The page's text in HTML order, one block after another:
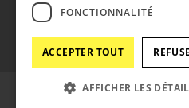
Annonces
@ SNM 2024 - Réalisation :
FONCTIONNALITÉ
ACCEPTER TOUT
AFFICHER LES